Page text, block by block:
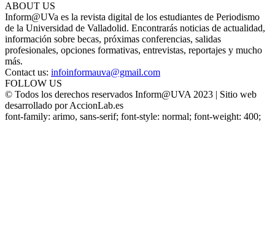
ABOUT US
Inform@UVa es la revista digital de los estudiantes de Periodismo
de la Universidad de Valladolid. Encontrarás noticias de actualidad,
información sobre becas, próximas conferencias, salidas
profesionales, opciones formativas, entrevistas, reportajes y mucho
más.
Contact us: infoinformauva@gmail.com
FOLLOW US
© Todos los derechos reservados Inform@UVA 2023 | Sitio web
desarrollado por AccionLab.es
font-family: arimo, sans-serif; font-style: normal; font-weight: 400;